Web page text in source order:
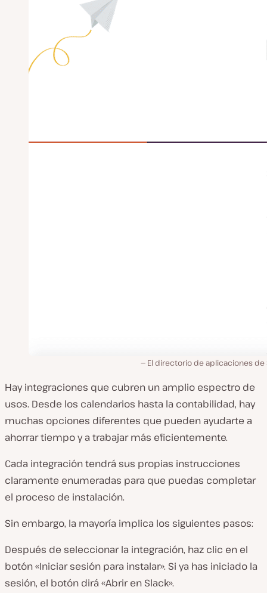
El directorio de aplicaciones de
Hay integraciones que cubren un amplio espectro de
usos. Desde los calendarios hasta la contabilidad, hay
muchas opciones diferentes que pueden ayudarte a
ahorrar tiempo y a trabajar más eficientemente.
Cada integración tendrá sus propias instrucciones
claramente enumeradas para que puedas completar
el proceso de instalación.
Sin embargo, la mayoría implica los siguientes pasos:
Después de seleccionar la integración, haz clic en el
botón «Iniciar sesión para instalar». Si ya has iniciado la
sesión, el botón dirá «Abrir en Slack».